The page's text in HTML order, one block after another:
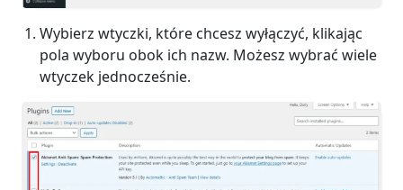
Wybierz wtyczki, które chcesz wyłączyć, klikając
pola wyboru obok ich nazw. Możesz wybrać wiele
wtyczek jednocześnie.